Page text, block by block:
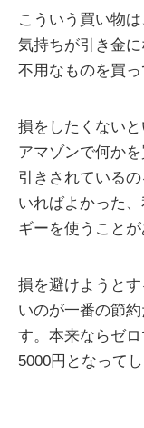
こういう買い物
気持ちが引き金
不用なものを買っ
損をしたくない
アマゾンで何か
引きされている
いればよかった
ギーを使うことが
損を避けようと
いのが一番の節
す。本来ならゼロ
5000円となってし